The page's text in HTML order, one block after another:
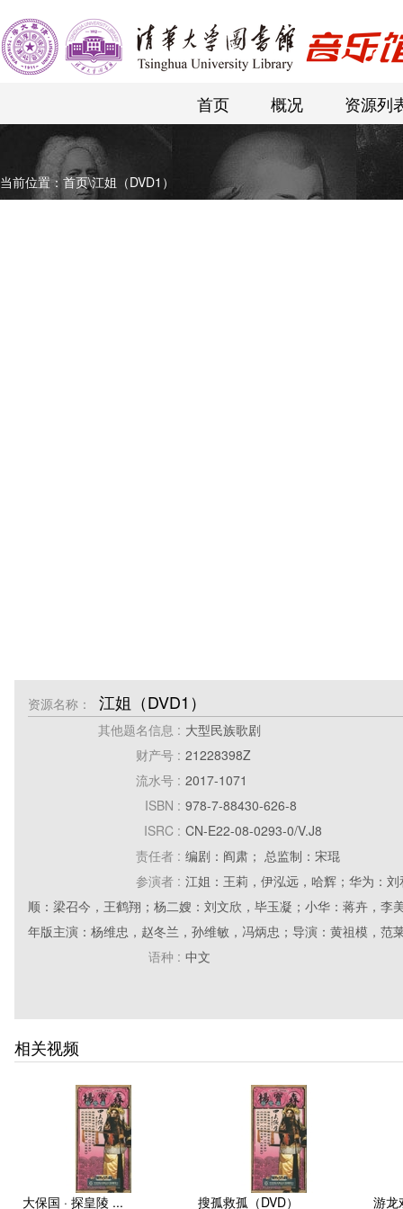
首页 概况 资源列
当前位置： 首页\江姐（DVD1）
资源名称： 江姐（DVD1）
其他题名信息 : 大型民族歌剧
财产号 : 21228398Z
流水号 : 2017-1071
ISBN : 978-7-88430-626-8
ISRC : CN-E22-08-0293-0/V.J8
责任者 : 编剧：阎肃； 总监制：宋琨
参演者 : 江姐：王莉，伊泓远，哈辉；华为：
顺：梁召今，王鹤翔；杨二嫂：刘文欣，毕玉凝；小华：蒋卉，
年版主演：杨维忠，赵冬兰，孙维敏，冯炳忠；导演：黄祖模，范
语种 : 中文
出版发行者名称 : 齐鲁电子音像出版社
出版发行日期 :
特殊资料标识和文献数量 :
一般性附注 :
国家大剧院首演剧目。
摘要或文摘 :
一九四八年春，我解放大军在全国范
相关视频
大保国 · 探皇陵 ... 搜孤救孤（DVD） 游龙